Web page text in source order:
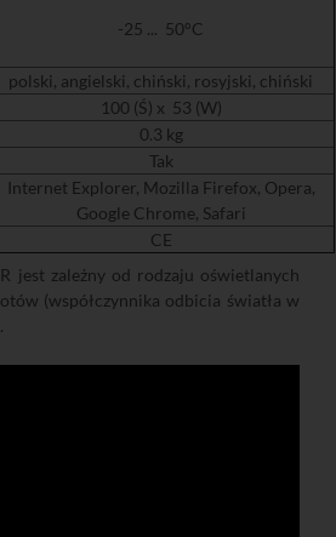
-25 ... 50°C
polski, angielski, chiński, rosyjski, chiński
100 (Ś) x 53 (W)
0.3 kg
Tak
Internet Explorer, Mozilla Firefox, Opera,
Google Chrome, Safari
CE
jest zależny od rodzaju oświetlanych
(współczynnika odbicia światła w